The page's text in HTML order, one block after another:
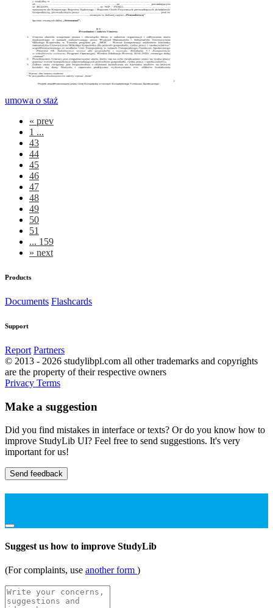
umowa o staż
« prev
1 ...
43
44
45
46
47
48
49
50
51
... 159
» next
Products
Documents Flashcards
Support
Report Partners
© 2013 - 2026 studylibpl.com all other trademarks and copyrights
are the property of their respective owners
Privacy Terms
Make a suggestion
Did you find mistakes in interface or texts? Or do you know how to
improve StudyLib UI? Feel free to send suggestions. It's very
important for us!
Send feedback
Suggest us how to improve StudyLib
(For complaints, use another form )